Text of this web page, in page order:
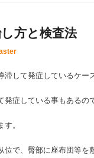
方と検査法
滞して発症しているケー
発症している事もあるの
。
位で、臀部に座布団等を